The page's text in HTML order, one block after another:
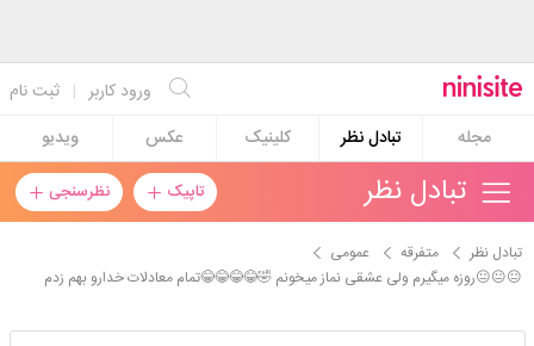
ثبت نام | ورود کاربر
مجله
تبادل نظر کلینیک عکس ویدیو
تاپیک نظرسنجی تبادل نظر
تبادل نظر متفرقه
عمومی
😐😐😐روزه میگیرم ولی عشقی نماز میخونم 🤣😂😂😂😂تمام معادلات خدارو بهم زدم